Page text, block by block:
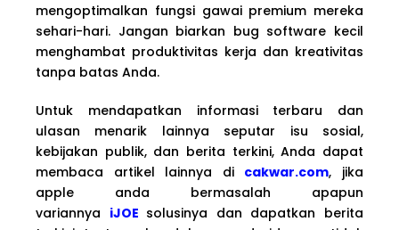
mengoptimalkan fungsi gawai premium mereka
sehari-hari. Jangan biarkan bug software kecil
menghambat produktivitas kerja dan kreativitas
tanpa batas Anda.
Untuk mendapatkan informasi terbaru dan
ulasan menarik lainnya seputar isu sosial,
kebijakan publik, dan berita terkini, Anda dapat
membaca artikel lainnya di cakwar.com, jika
apple anda bermasalah apapun
variannya iJOE solusinya dan dapatkan berita